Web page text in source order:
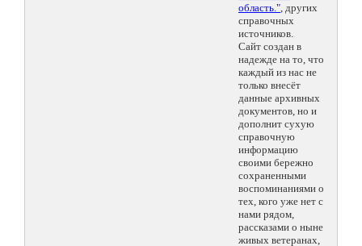
область.", других
справочных
источников.
Сайт создан в
надежде на то, что
каждый из нас не
только внесёт
данные архивных
документов, но и
дополнит сухую
справочную
информацию
своими бережно
сохраненными
воспоминаниями о
тех, кого уже нет с
нами рядом,
рассказами о ныне
живых ветеранах,